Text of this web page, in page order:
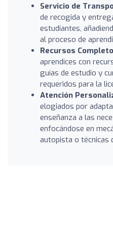
Servicio de
de recogida y
estudiantes,
al proceso de
Recursos
aprendices con
guías de estudio y
requeridos para la
Atención
elogiados por
enseñanza a las
enfocándose en
autopista o técnicas